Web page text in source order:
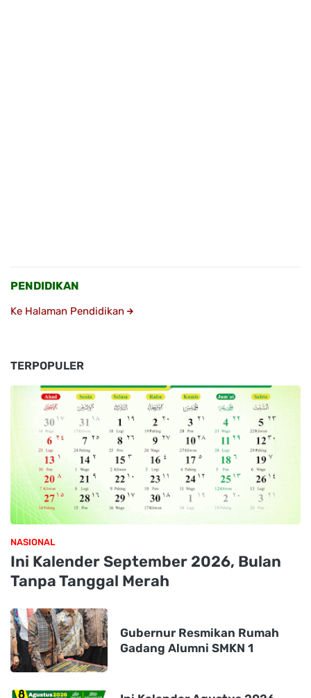
PENDIDIKAN
Ke Halaman Pendidikan
TERPOPULER
NASIONAL
Ini Kalender September 2026, Bulan
Tanpa Tanggal Merah
Gubernur Resmikan Rumah
Gadang Alumni SMKN 1